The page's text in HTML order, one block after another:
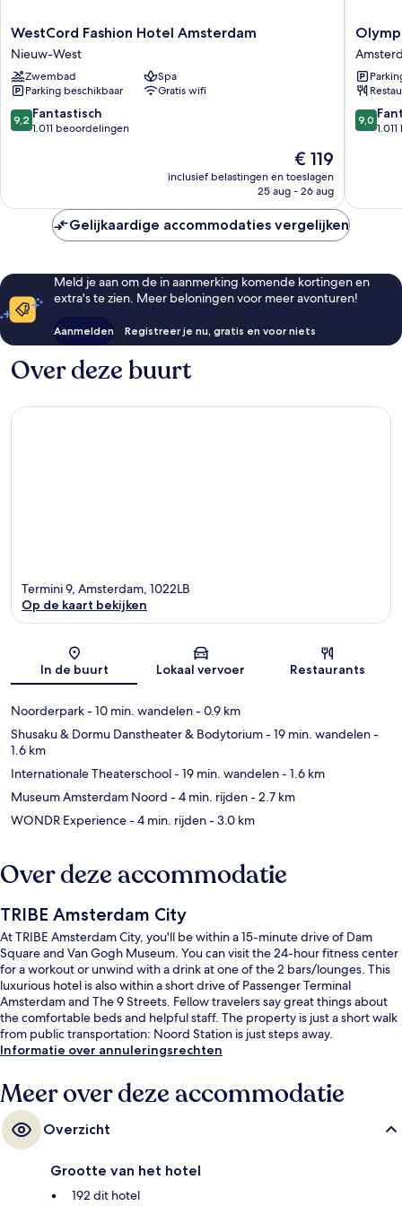
WestCord
Fashion
Hotel
Amsterdam
Nieuw-
West
WestCord Fashion Hotel Amsterdam
Nieuw-West
Zwembad
Spa
Parking beschikbaar
Gratis wifi
9.2
van
9,2 Fantastisch
1.011 beoordelingen
De
prijs
is
€ 119
inclusief belastingen en toeslagen
25 aug - 26 aug
Olympic
Hotel
Zuid
9.0
van
9,0
Gelijkaardige accommodaties vergelijken
Meld je aan om de in aanmerking komende kortingen en
extra's te zien. Meer beloningen voor meer avonturen!
Aanmelden Registreer je nu, gratis en voor niets
Over deze buurt
Kaart
Termini 9, Amsterdam, 1022LB
Op de kaart bekijken
In de buurt Lokaal vervoer Restaurants
Noorderpark- 10 min. wandelen- 0.9 km
Shusaku & Dormu Danstheater & Bodytorium- 19 min. wandelen-
1.6 km
Internationale Theaterschool- 19 min. wandelen- 1.6 km
Museum Amsterdam Noord - 4 min. rijden- 2.7 km
WONDR Experience- 4 min. rijden- 3.0 km
Over deze accommodatie
TRIBE Amsterdam City
At TRIBE Amsterdam City, you'll be within a 15-minute drive of Dam
Square and Van Gogh Museum. You can visit the 24-hour fitness center
for a workout or unwind with a drink at one of the 2 bars/lounges. This
luxurious hotel is also within a short drive of Passenger Terminal
Amsterdam and The 9 Streets. Fellow travelers say great things about
the comfortable beds and helpful staff. The property is just a short walk
from public transportation: Noord Station is just steps away.
Informatie over annuleringsrechten
Meer over deze accommodatie
Overzicht
Grootte van het hotel
192 dit hotel